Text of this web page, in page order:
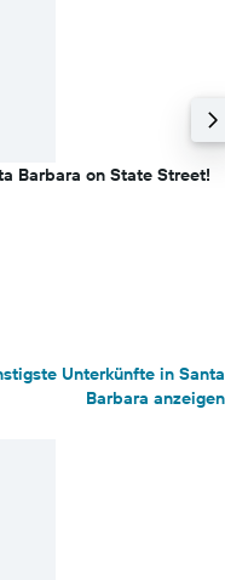
Barbara on State Street!
Unterkünfte in Santa
Barbara anzeigen